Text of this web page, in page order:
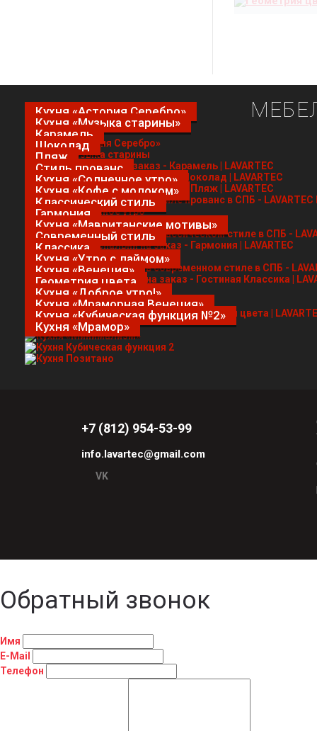
Кухня «Астория Серебро»
Кухня «Музыка старины»
Карамель
Шоколад
Пляж
Стиль прованс
Кухня «Солнечное утро»
Кухня «Кофе с молоком»
Классический стиль
Гармония
Кухня «Мавританские мотивы»
Современный стиль
Классика
Кухня «Утро с лаймом»
Кухня «Венеция»
Геометрия цвета
Кухня «Доброе утро!»
Кухня «Мраморная Венеция»
Кухня «Кубическая функция №2»
Кухня «Мрамор»
+7 (812) 954-53-99
info.lavartec@gmail.com
VK
Обратный звонок
Имя
E-Mail
Телефон